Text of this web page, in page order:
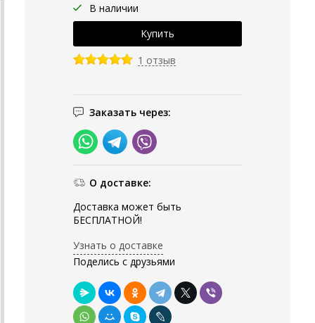
В наличии
1 отзыв
Заказать через:
О доставке:
Доставка может быть
БЕСПЛАТНОЙ!
Узнать о доставке
Поделись с друзьями